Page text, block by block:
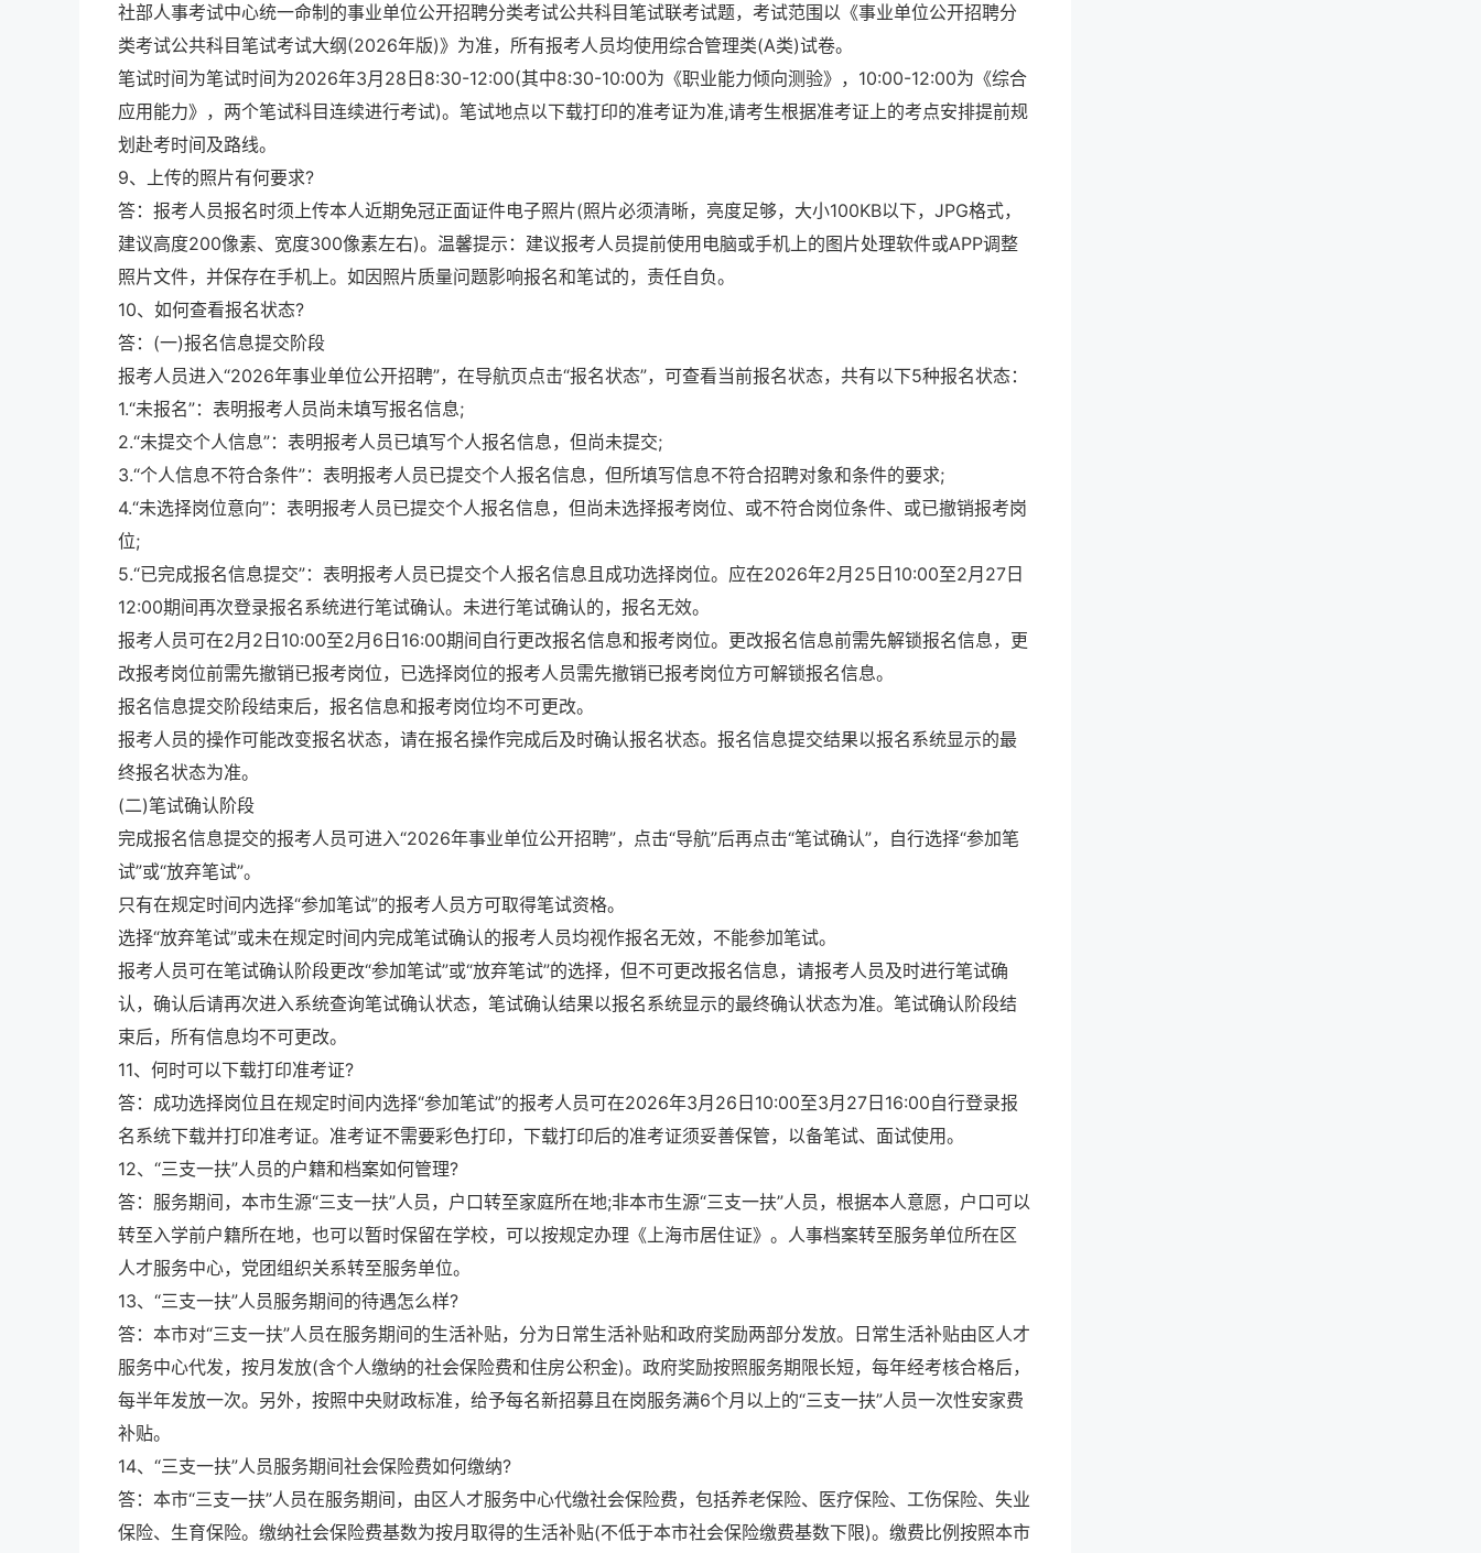
社部人事考试中心统一命制的事业单位公开招聘分类考试公共科目笔试联考试题，考试范围以《事业单位公开招聘分
类考试公共科目笔试考试大纲(2026年版)》为准，所有报考人员均使用综合管理类(A类)试卷。
笔试时间为笔试时间为2026年3月28日8:30-12:00(其中8:30-10:00为《职业能力倾向测验》，10:00-12:00为《综合
应用能力》，两个笔试科目连续进行考试)。笔试地点以下载打印的准考证为准,请考生根据准考证上的考点安排提前规
划赴考时间及路线。
9、上传的照片有何要求?
答：报考人员报名时须上传本人近期免冠正面证件电子照片(照片必须清晰，亮度足够，大小100KB以下，JPG格式，
建议高度200像素、宽度300像素左右)。温馨提示：建议报考人员提前使用电脑或手机上的图片处理软件或APP调整
照片文件，并保存在手机上。如因照片质量问题影响报名和笔试的，责任自负。
10、如何查看报名状态?
答：(一)报名信息提交阶段
报考人员进入“2026年事业单位公开招聘”，在导航页点击“报名状态”，可查看当前报名状态，共有以下5种报名状态：
1.“未报名”：表明报考人员尚未填写报名信息;
2.“未提交个人信息”：表明报考人员已填写个人报名信息，但尚未提交;
3.“个人信息不符合条件”：表明报考人员已提交个人报名信息，但所填写信息不符合招聘对象和条件的要求;
4.“未选择岗位意向”：表明报考人员已提交个人报名信息，但尚未选择报考岗位、或不符合岗位条件、或已撤销报考岗
位;
5.“已完成报名信息提交”：表明报考人员已提交个人报名信息且成功选择岗位。应在2026年2月25日10:00至2月27日
12:00期间再次登录报名系统进行笔试确认。未进行笔试确认的，报名无效。
报考人员可在2月2日10:00至2月6日16:00期间自行更改报名信息和报考岗位。更改报名信息前需先解锁报名信息，更
改报考岗位前需先撤销已报考岗位，已选择岗位的报考人员需先撤销已报考岗位方可解锁报名信息。
报名信息提交阶段结束后，报名信息和报考岗位均不可更改。
报考人员的操作可能改变报名状态，请在报名操作完成后及时确认报名状态。报名信息提交结果以报名系统显示的最
终报名状态为准。
(二)笔试确认阶段
完成报名信息提交的报考人员可进入“2026年事业单位公开招聘”，点击“导航”后再点击“笔试确认”，自行选择“参加笔
试”或“放弃笔试”。
只有在规定时间内选择“参加笔试”的报考人员方可取得笔试资格。
选择“放弃笔试”或未在规定时间内完成笔试确认的报考人员均视作报名无效，不能参加笔试。
报考人员可在笔试确认阶段更改“参加笔试”或“放弃笔试”的选择，但不可更改报名信息，请报考人员及时进行笔试确
认，确认后请再次进入系统查询笔试确认状态，笔试确认结果以报名系统显示的最终确认状态为准。笔试确认阶段结
束后，所有信息均不可更改。
11、何时可以下载打印准考证?
答：成功选择岗位且在规定时间内选择“参加笔试”的报考人员可在2026年3月26日10:00至3月27日16:00自行登录报
名系统下载并打印准考证。准考证不需要彩色打印，下载打印后的准考证须妥善保管，以备笔试、面试使用。
12、“三支一扶”人员的户籍和档案如何管理?
答：服务期间，本市生源“三支一扶”人员，户口转至家庭所在地;非本市生源“三支一扶”人员，根据本人意愿，户口可以
转至入学前户籍所在地，也可以暂时保留在学校，可以按规定办理《上海市居住证》。人事档案转至服务单位所在区
人才服务中心，党团组织关系转至服务单位。
13、“三支一扶”人员服务期间的待遇怎么样?
答：本市对“三支一扶”人员在服务期间的生活补贴，分为日常生活补贴和政府奖励两部分发放。日常生活补贴由区人才
服务中心代发，按月发放(含个人缴纳的社会保险费和住房公积金)。政府奖励按照服务期限长短，每年经考核合格后，
每半年发放一次。另外，按照中央财政标准，给予每名新招募且在岗服务满6个月以上的“三支一扶”人员一次性安家费
补贴。
14、“三支一扶”人员服务期间社会保险费如何缴纳?
答：本市“三支一扶”人员在服务期间，由区人才服务中心代缴社会保险费，包括养老保险、医疗保险、工伤保险、失业
保险、生育保险。缴纳社会保险费基数为按月取得的生活补贴(不低于本市社会保险缴费基数下限)。缴费比例按照本市